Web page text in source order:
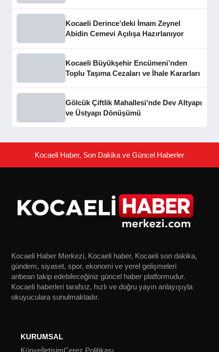
Kocaeli Derince’deki İmam Zeynel
Abidin Cemevi Açılışa Hazırlanıyor
Kocaeli Büyükşehir Encümeni’nden
Toplu Taşıma Cezaları ve İhale Kararları
Gölcük Çiftlik Mahallesi’nde Dev Altyapı
ve Üstyapı Dönüşümü
Kocaeli Haber, Son Dakika ve Güncel Haberler
Kocaeli Haber Merkezi, Kocaeli haber, Kocaeli son dakika,
gündem, siyaset, spor, ekonomi ve yerel gelişmeleri
anbean takip edebileceğiniz güncel haber platformudur.
Kocaeli haberleri tarafsız, hızlı ve doğru yayın anlayışıyla
okuyuculara sunulmaktadır.
KURUMSAL
KünyeİletişimÇerez Politikası